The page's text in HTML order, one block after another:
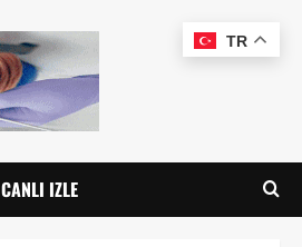
CANLI IZLE
TR